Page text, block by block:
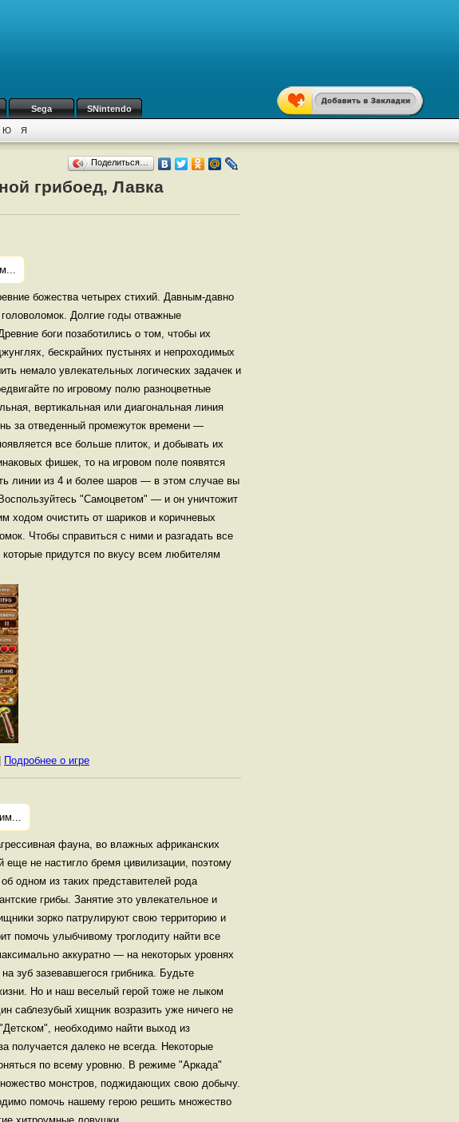
Sega SNintendo
Ю Я
Поделиться…
грибоед, Лавка
божества четырех стихий. Давным-давно
Долгие годы отважные
боги позаботились о том, чтобы их
бескрайних пустынях и непроходимых
немало увлекательных логических задачек и
по игровому полю разноцветные
вертикальная или диагональная линия
за отведенный промежуток времени —
все больше плиток, и добывать их
фишек, то на игровом поле появятся
линии из 4 и более шаров — в этом случае вы
"Самоцветом" — и он уничтожит
ходом очистить от шариков и коричневых
Чтобы справиться с ними и разгадать все
придутся по вкусу всем любителям
Подробнее о игре
фауна, во влажных африканских
не настигло бремя цивилизации, поэтому
одном из таких представителей рода
грибы. Занятие это увлекательное и
зорко патрулируют свою территорию и
помочь улыбчивому троглодиту найти все
аккуратно — на некоторых уровнях
зуб зазевавшегося грибника. Будьте
Но и наш веселый герой тоже не лыком
саблезубый хищник возразить уже ничего не
необходимо найти выход из
получается далеко не всегда. Некоторые
по всему уровню. В режиме "Аркада"
монстров, поджидающих свою добычу.
помочь нашему герою решить множество